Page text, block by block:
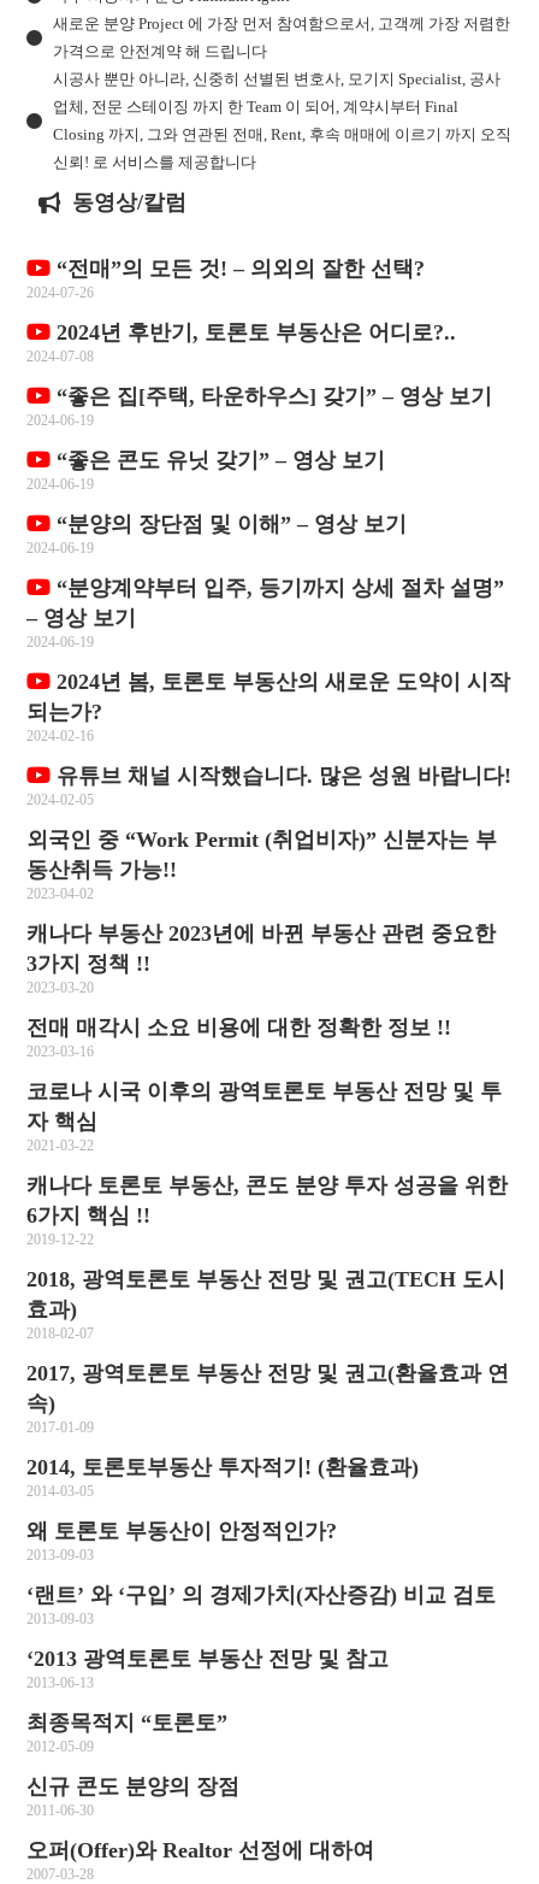
새로운 분양 Project 에 가장 먼저 참여함으로서, 고객께 가장 저렴한
가격으로 안전계약 해 드립니다
시공사 뿐만 아니라, 신중히 선별된 변호사, 모기지 Specialist, 공사
업체, 전문 스테이징 까지 한 Team 이 되어, 계약시부터 Final
Closing 까지, 그와 연관된 전매, Rent, 후속 매매에 이르기 까지 오직
신뢰! 로 서비스를 제공합니다
동영상/칼럼
“전매”의 모든 것! – 의외의 잘한 선택?
2024-07-26
2024년 후반기, 토론토 부동산은 어디로?..
2024-07-08
“좋은 집[주택, 타운하우스] 갖기” – 영상 보기
2024-06-19
“좋은 콘도 유닛 갖기” – 영상 보기
2024-06-19
“분양의 장단점 및 이해” – 영상 보기
2024-06-19
“분양계약부터 입주, 등기까지 상세 절차 설명”
– 영상 보기
2024-06-19
2024년 봄, 토론토 부동산의 새로운 도약이 시작
되는가?
2024-02-16
유튜브 채널 시작했습니다. 많은 성원 바랍니다!
2024-02-05
외국인 중 “Work Permit (취업비자)” 신분자는 부
동산취득 가능!!
2023-04-02
캐나다 부동산 2023년에 바뀐 부동산 관련 중요한
3가지 정책 !!
2023-03-20
전매 매각시 소요 비용에 대한 정확한 정보 !!
2023-03-16
코로나 시국 이후의 광역토론토 부동산 전망 및 투
자 핵심
2021-03-22
캐나다 토론토 부동산, 콘도 분양 투자 성공을 위한
6가지 핵심 !!
2019-12-22
2018, 광역토론토 부동산 전망 및 권고(TECH 도시
효과)
2018-02-07
2017, 광역토론토 부동산 전망 및 권고(환율효과 연
속)
2017-01-09
2014, 토론토부동산 투자적기! (환율효과)
2014-03-05
왜 토론토 부동산이 안정적인가?
2013-09-03
‘랜트’ 와 ‘구입’ 의 경제가치(자산증감) 비교 검토
2013-09-03
‘2013 광역토론토 부동산 전망 및 참고
2013-06-13
최종목적지 “토론토”
2012-05-09
신규 콘도 분양의 장점
2011-06-30
오퍼(Offer)와 Realtor 선정에 대하여
2007-03-28